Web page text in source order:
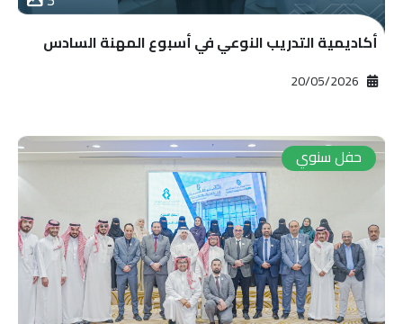
أكاديمية التدريب النوعي في أسبوع المهنة السادس
حفل سنوي